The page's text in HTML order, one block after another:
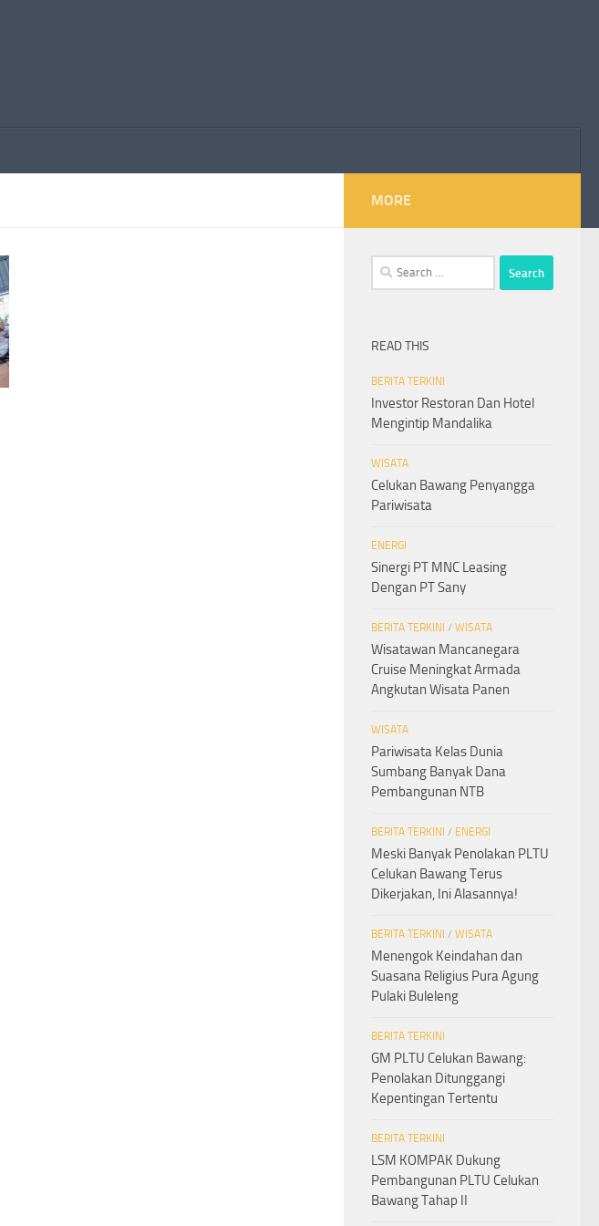
MORE
Search
for:
READ THIS
BERITA TERKINI
Investor Restoran Dan Hotel
Mengintip Mandalika
WISATA
Celukan Bawang Penyangga
Pariwisata
ENERGI
Sinergi PT MNC Leasing
Dengan PT Sany
BERITA TERKINI / WISATA
Wisatawan Mancanegara
Cruise Meningkat Armada
Angkutan Wisata Panen
WISATA
Pariwisata Kelas Dunia
Sumbang Banyak Dana
Pembangunan NTB
BERITA TERKINI / ENERGI
Meski Banyak Penolakan PLTU
Celukan Bawang Terus
Dikerjakan, Ini Alasannya!
BERITA TERKINI / WISATA
Menengok Keindahan dan
Suasana Religius Pura Agung
Pulaki Buleleng
BERITA TERKINI
GM PLTU Celukan Bawang:
Penolakan Ditunggangi
Kepentingan Tertentu
BERITA TERKINI
LSM KOMPAK Dukung
Pembangunan PLTU Celukan
Bawang Tahap II